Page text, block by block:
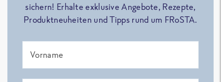
sichern! Erhalte exklusive Angebote, Rezepte,
Produktneuheiten und Tipps rund um FRoSTA.
Vorname